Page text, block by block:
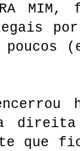
(e
que